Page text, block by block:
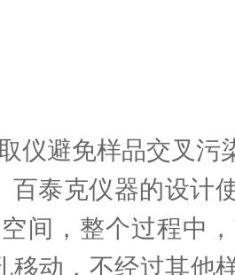
避免样品交叉污
克仪器的设计使
间，整个过程中
移动，不经过其他